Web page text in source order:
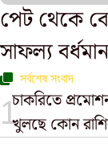
পেট থেকে
সাফল্য
সর্বশেষ সংবাদ
চাকরিতে
খুলছে কোন